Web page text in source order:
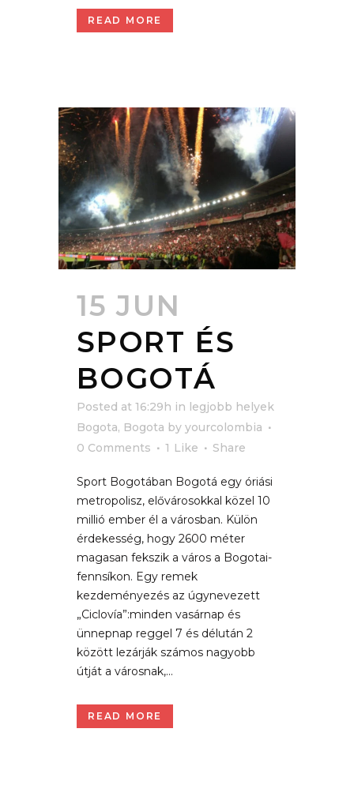
READ MORE
15 JUN
SPORT ÉS
BOGOTÁ
Posted at 16:29h in legjobb helyek
Bogota, Bogota by yourcolombia
0 Comments
1 Like Share
Sport Bogotában Bogotá egy óriási
metropolisz, elővárosokkal közel 10
millió ember él a városban. Külön
érdekesség, hogy 2600 méter
magasan fekszik a város a Bogotai-
fennsíkon. Egy remek
kezdeményezés az úgynevezett
„Ciclovía”:minden vasárnap és
ünnepnap reggel 7 és délután 2
között lezárják számos nagyobb
útját a városnak,...
READ MORE